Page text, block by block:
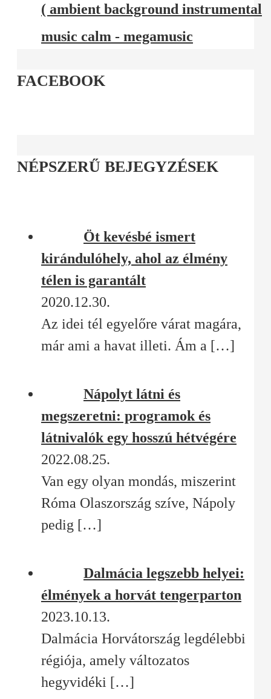
( ambient background instrumental
music calm - megamusic
FACEBOOK
NÉPSZERŰ BEJEGYZÉSEK
Öt kevésbé ismert
kirándulóhely, ahol az élmény
télen is garantált
2020.12.30.
Az idei tél egyelőre várat magára,
már ami a havat illeti. Ám a […]
Nápolyt látni és
megszeretni: programok és
látnivalók egy hosszú hétvégére
2022.08.25.
Van egy olyan mondás, miszerint
Róma Olaszország szíve, Nápoly
pedig […]
Dalmácia legszebb helyei:
élmények a horvát tengerparton
2023.10.13.
Dalmácia Horvátország legdélebbi
régiója, amely változatos
hegyvidéki […]